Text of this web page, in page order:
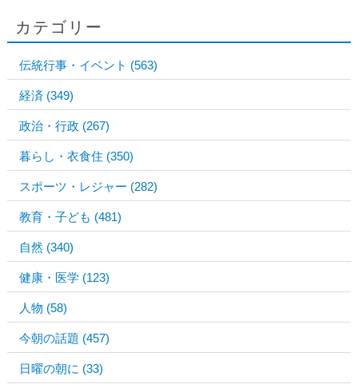
カテゴリー
伝統行事・イベント (563)
経済 (349)
政治・行政 (267)
暮らし・衣食住 (350)
スポーツ・レジャー (282)
教育・子ども (481)
自然 (340)
健康・医学 (123)
人物 (58)
今朝の話題 (457)
日曜の朝に (33)